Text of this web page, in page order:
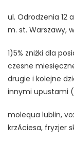
ul. Odrodzenia 12
m. st. Warszawy,
1)5% zniżki dla
czesne
drugie i kolejne
innymi upustami
molequa lublin,
krzÄciesa, fryzjer